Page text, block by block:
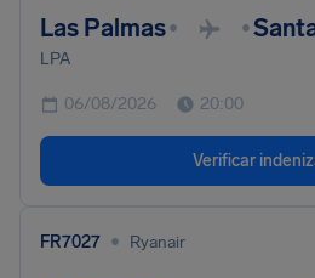
Las Palmas• •
LPA
06/08/2026 20:00
Verificar
FR7027 • Ryanair